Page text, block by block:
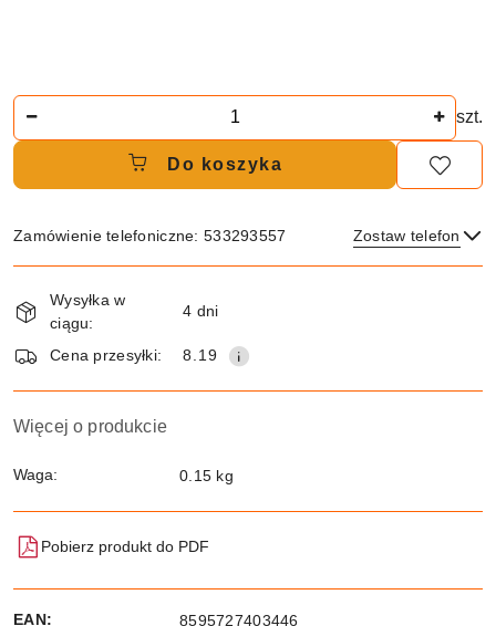
szt.
Do koszyka
Zamówienie telefoniczne: 533293557 Zostaw telefon
Dostępność
i
dostawa
Wysyłka w
ciągu:
4 dni
Cena przesyłki: 8.19
Więcej o produkcie
Waga: 0.15 kg
Pobierz produkt do PDF
EAN: 8595727403446